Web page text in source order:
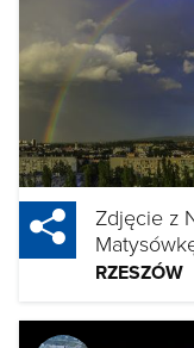
Zdjęcie z
RZESZÓW